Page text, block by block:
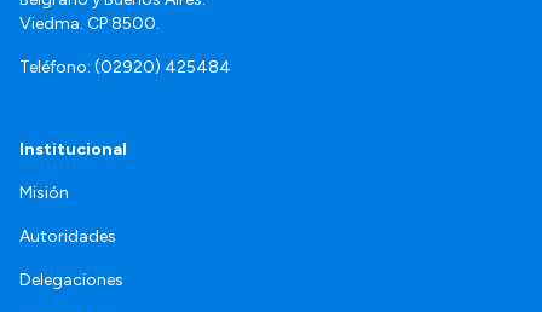
Viedma. CP 8500.
Teléfono: (02920) 425484
Institucional
Misión
Autoridades
Delegaciones